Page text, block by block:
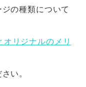
の種類について
オリジナルのメリ
い。